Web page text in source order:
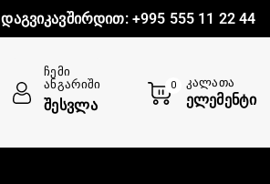
დაგვიკავშირდით: +995 555 11 22 44
Ჩემი
Ანგარიში
Შესვლა
0 Კალათა
Ელემენტი